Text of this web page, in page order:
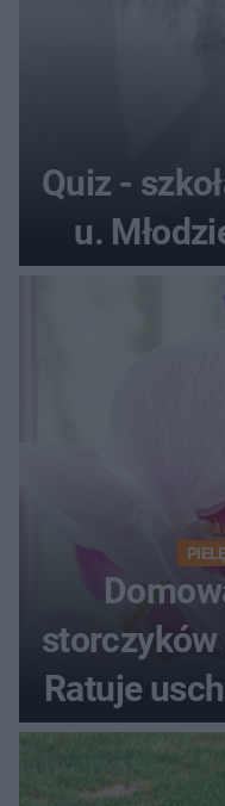
Quiz -
u.
Ratuje